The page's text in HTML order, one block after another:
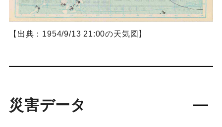
【出典：1954/9/13 21:00の天気図】
災害データ